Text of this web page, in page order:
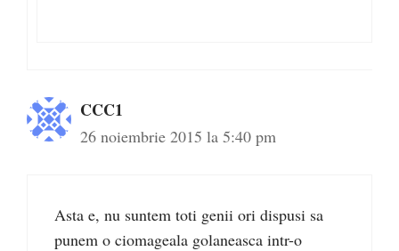
CCC1
26 noiembrie 2015 la 5:40 pm
Asta e, nu suntem toti genii ori dispusi sa
punem o ciomageala golaneasca intr-o